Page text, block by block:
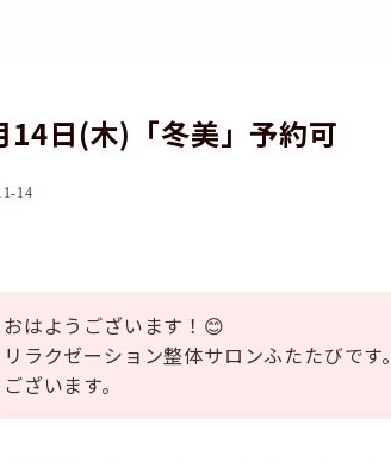
14日(木)「冬美」予約可
14
おはようございます！😊
リラクゼーション整体サロンふたたびで
ございます。